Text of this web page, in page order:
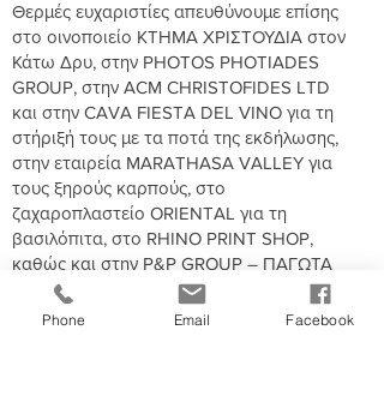
Θερμές ευχαριστίες απευθύνουμε επίσης
στο οινοποιείο ΚΤΗΜΑ ΧΡΙΣΤΟΥΔΙΑ στον
Κάτω Δρυ, στην PHOTOS PHOTIADES
GROUP, στην ACM CHRISTOFIDES LTD
και στην CAVA FIESTA DEL VINO για τη
στήριξή τους με τα ποτά της εκδήλωσης,
στην εταιρεία MARATHASA VALLEY για
τους ξηρούς καρπούς, στο
ζαχαροπλαστείο ORIENTAL για τη
βασιλόπιτα, στο RHINO PRINT SHOP,
καθώς και στην P&P GROUP – ΠΑΓΩΤΑ
ΠΑΠΑΦΙΛΙΠΠΟΥ και τη FOTOCINE FILMS
για την ευγενική προσφορά των δώρων
Phone Email Facebook